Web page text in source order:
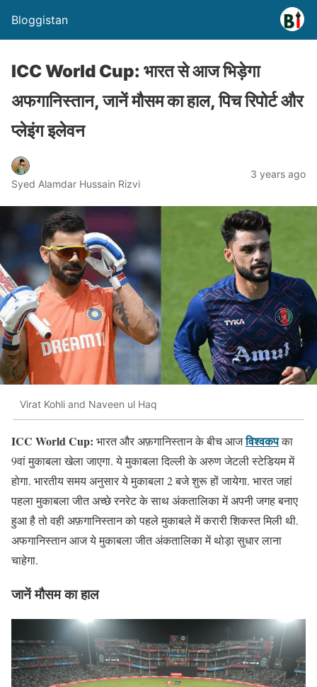
Bloggistan
ICC World Cup: भारत से आज भिड़ेगा
अफगानिस्तान, जानें मौसम का हाल, पिच रिपोर्ट और
प्लेइंग इलेवन
Syed Alamdar Hussain Rizvi
3 years ago
Virat Kohli and Naveen ul Haq
ICC World Cup: भारत और अफ़गानिस्तान के बीच आजविश्वकपका
9वां मुकाबला खेला जाएगा. ये मुकाबला दिल्ली के अरुण जेटली स्टेडियम में
होगा. भारतीय समय अनुसार ये मुकाबला 2 बजे शुरू हों जायेगा. भारत जहां
पहला मुकाबला जीत अच्छे रनरेट के साथ अंकतालिका में अपनी जगह बनाए
हुआ है तो वही अफ़गानिस्तान को पहले मुकाबले में करारी शिकस्त मिली थी.
अफगानिस्तान आज ये मुकाबला जीत अंकतालिका में थोड़ा सुधार लाना
चाहेगा.
जानें मौसम का हाल